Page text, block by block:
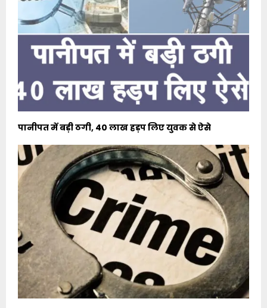
पानीपत में बड़ी ठगी, 40 लाख हड़प लिए युवक से ऐसे